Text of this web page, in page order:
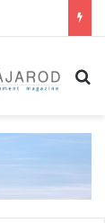
بحث عن